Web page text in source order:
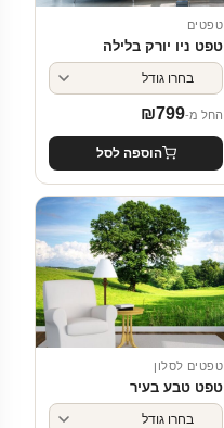
טפטים
טפט ניו יורק בלילה
החל מ- ₪799
הוספה לסל
טפטים לסלון
טפט טבע בעיר